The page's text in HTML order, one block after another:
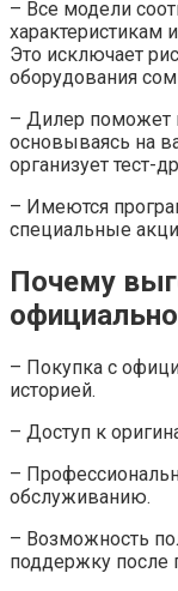
– Все модели
характеристикам
Это исключает
оборудования
– Дилер поможет
основываясь на
организует тест-
– Имеются
специальные
Почему
– Покупка с
историей.
– Доступ к
–
обслуживанию.
– Возможность
поддержку после